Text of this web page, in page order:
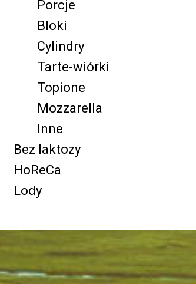
Porcje
Bloki
Cylindry
Tarte-wiórki
Topione
Mozzarella
Inne
Bez laktozy
HoReCa
Lody